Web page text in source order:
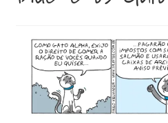
LOJA
CONTATO